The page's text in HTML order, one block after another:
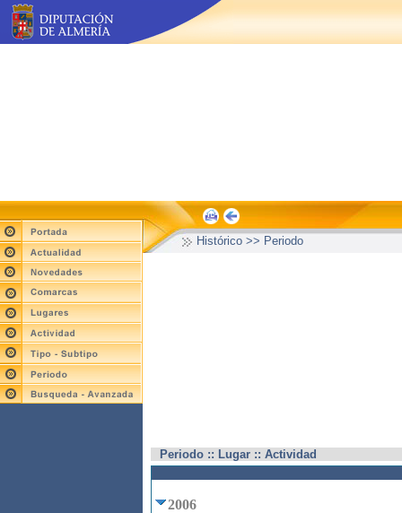
Histórico >> Periodo
Periodo :: Lugar :: Actividad
2006